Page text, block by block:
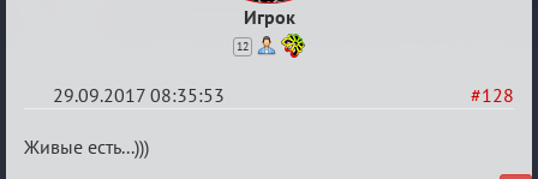
Игрок
12
#128
29.09.2017 08:35:53
Re:
Живые есть...)))